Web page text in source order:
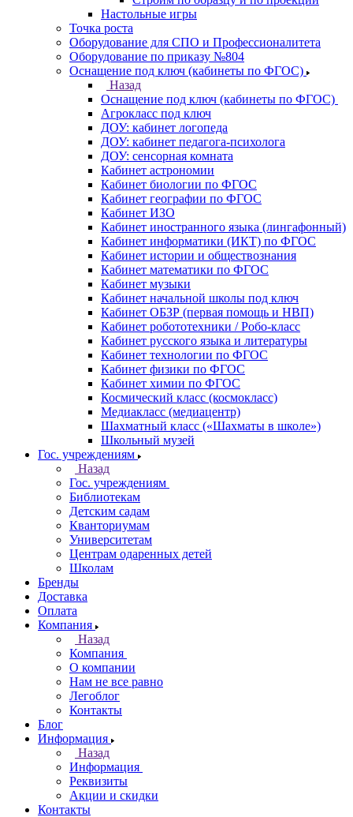
Настольные игры
Точка роста
Оборудование для СПО и Профессионалитета
Оборудование по приказу №804
Оснащение под ключ (кабинеты по ФГОС)
Назад
Оснащение под ключ (кабинеты по ФГОС)
Агрокласс под ключ
ДОУ: кабинет логопеда
ДОУ: кабинет педагога-психолога
ДОУ: сенсорная комната
Кабинет астрономии
Кабинет биологии по ФГОС
Кабинет географии по ФГОС
Кабинет ИЗО
Кабинет иностранного языка (лингафонный)
Кабинет информатики (ИКТ) по ФГОС
Кабинет истории и обществознания
Кабинет математики по ФГОС
Кабинет музыки
Кабинет начальной школы под ключ
Кабинет ОБЗР (первая помощь и НВП)
Кабинет робототехники / Робо-класс
Кабинет русского языка и литературы
Кабинет технологии по ФГОС
Кабинет физики по ФГОС
Кабинет химии по ФГОС
Космический класс (космокласс)
Медиакласс (медиацентр)
Шахматный класс («Шахматы в школе»)
Школьный музей
Гос. учреждениям
Назад
Гос. учреждениям
Библиотекам
Детским садам
Кванториумам
Университетам
Центрам одаренных детей
Школам
Бренды
Доставка
Оплата
Компания
Назад
Компания
О компании
Нам не все равно
Легоблог
Контакты
Блог
Информация
Назад
Информация
Реквизиты
Акции и скидки
Контакты